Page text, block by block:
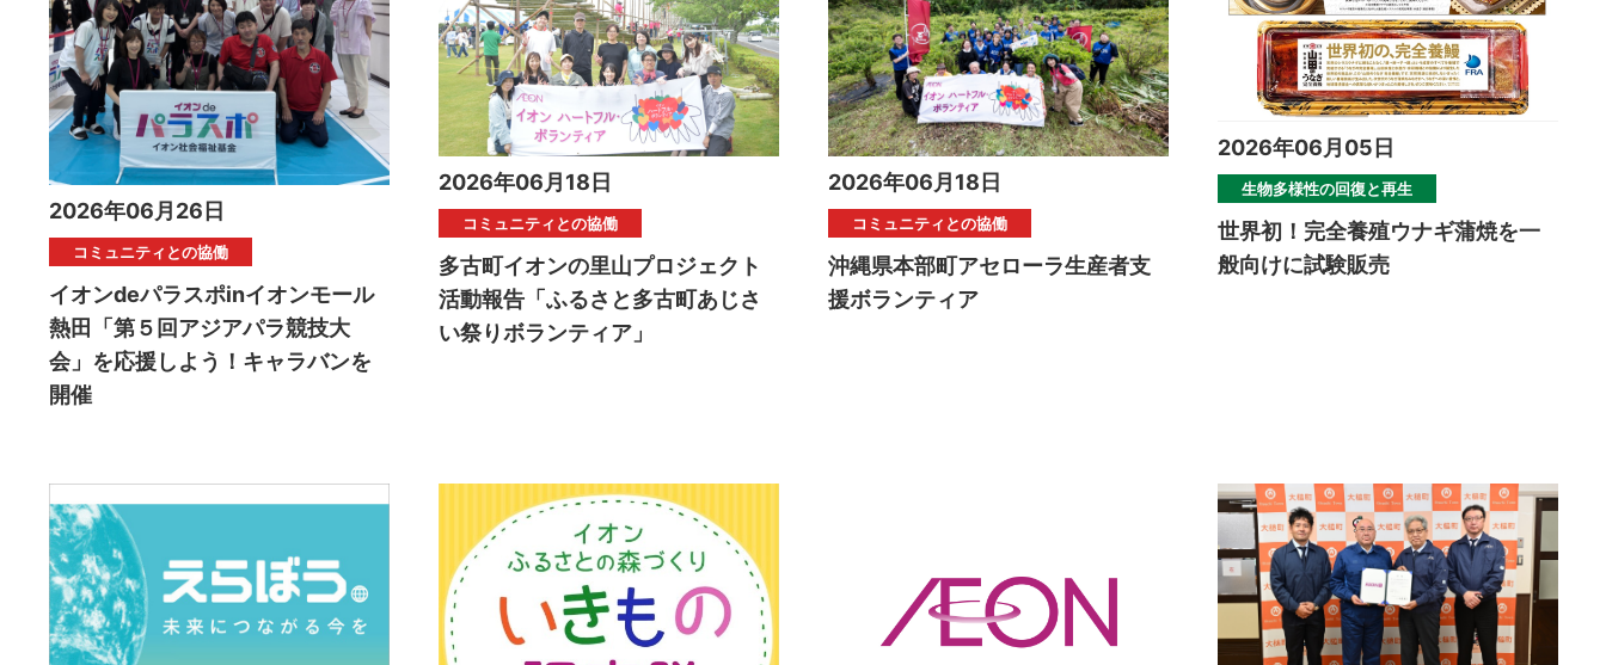
2026年06月26日
コミュニティとの協働
イオンdeパラスポinイオンモール
熱田「第５回アジアパラ競技大
会」を応援しよう！キャラバンを
開催
2026年06月18日
コミュニティとの協働
多古町イオンの里山プロジェクト
活動報告「ふるさと多古町あじさ
い祭りボランティア」
2026年06月18日
コミュニティとの協働
沖縄県本部町アセローラ生産者支
援ボランティア
2026年06月05日
生物多様性の回復と再生
世界初！完全養殖ウナギ蒲焼を一
般向けに試験販売